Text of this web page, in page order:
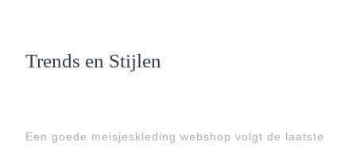
Trends en Stijlen
Een goede meisjeskleding webshop volgt de laatste